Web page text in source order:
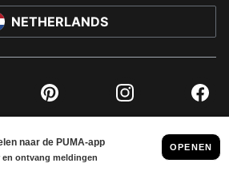
NETHERLANDS
Pinterest Instagram
2026. ALLE RECHTEN VOORBEHOUDEN
EN JURIDISCHE GEGEVENS